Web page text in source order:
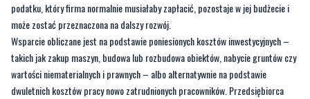
podatku, który firma normalnie musiałaby zapłacić, pozostaje w jej budżecie i
może zostać przeznaczona na dalszy rozwój.
Wsparcie obliczane jest na podstawie poniesionych kosztów inwestycyjnych –
takich jak zakup maszyn, budowa lub rozbudowa obiektów, nabycie gruntów czy
wartości niematerialnych i prawnych – albo alternatywnie na podstawie
dwuletnich kosztów pracy nowo zatrudnionych pracowników. Przedsiębiorca